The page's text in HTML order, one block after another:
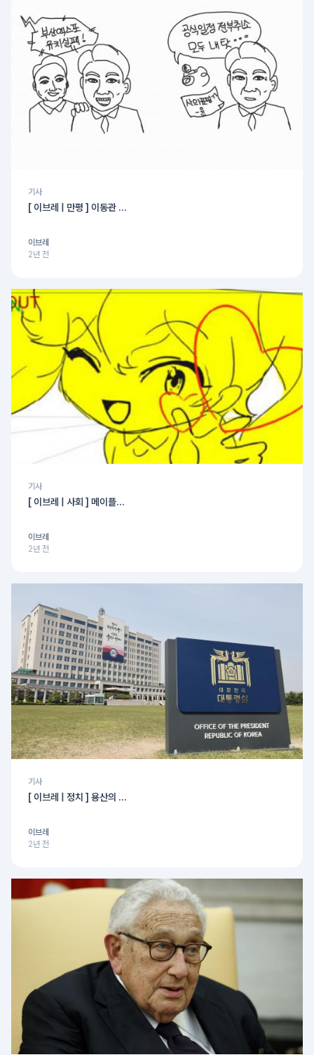
기사
[ 이브레 | 만평 ] 이동관 ...
이브레
2년 전
기사
[ 이브레 | 사회 ] 메이플...
이브레
2년 전
기사
[ 이브레 | 정치 ] 용산의 ...
이브레
2년 전